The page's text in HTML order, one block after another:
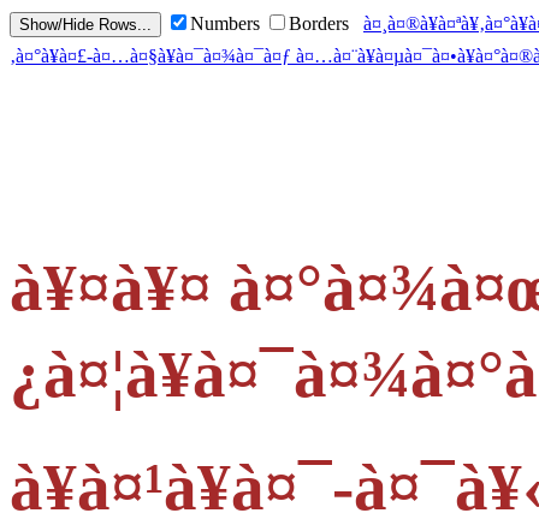
Numbers Borders
‚à¤°à¥à¤£-à¤…à¤§à¥à¤¯à¤¾à¤¯à¤ƒ
à¥¤à¥¤
à¥à¤¹à¥à¤¯-